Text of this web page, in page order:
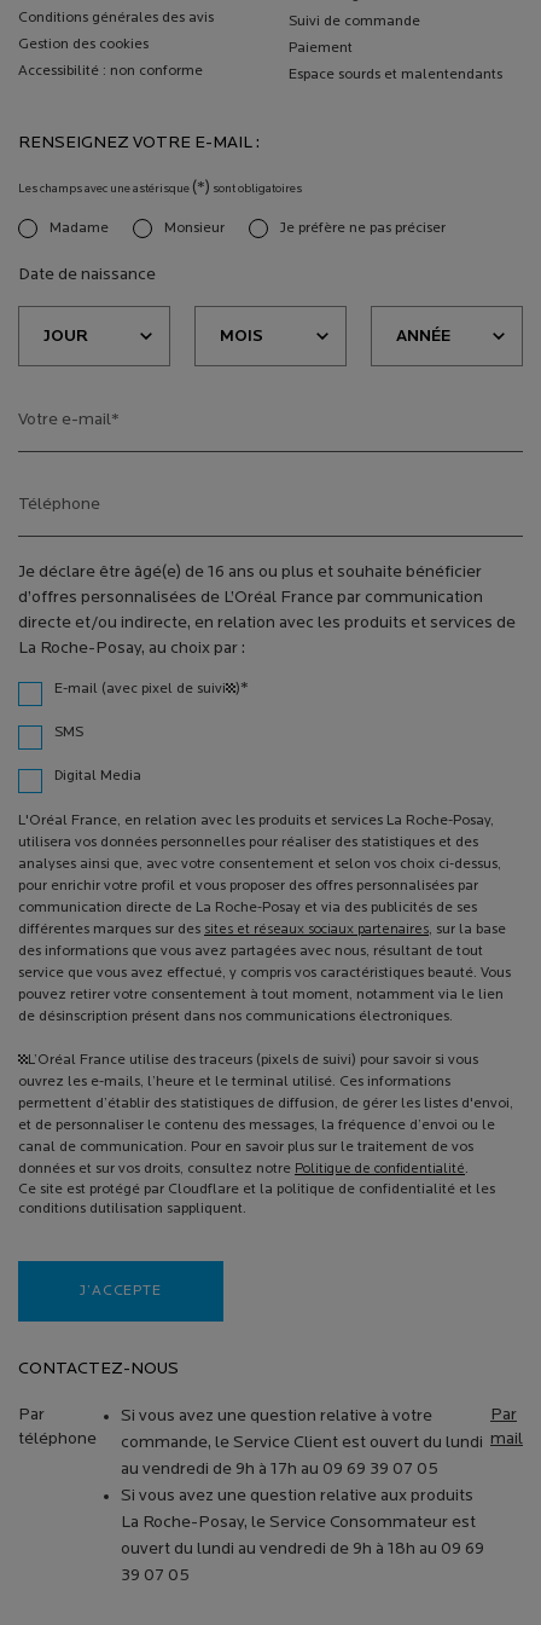
Conditions générales des avis
Gestion des cookies
Accessibilité : non conforme
Suivi de commande
Paiement
Espace sourds et malentendants
RENSEIGNEZ VOTRE E-MAIL :
Les champs avec une astérisque (*) sont obligatoires
newslettersignup.title.legend
Madame Monsieur Je préfère ne pas préciser
Date de naissance
Votre e-mail*
Téléphone
Je déclare être âgé(e) de 16 ans ou plus et souhaite bénéficier
d’offres personnalisées de L’Oréal France par communication
directe et/ou indirecte, en relation avec les produits et services de
La Roche-Posay, au choix par :
E-mail (avec pixel de suivi¹)*
SMS
Digital Media
L'Oréal France, en relation avec les produits et services La Roche-Posay,
utilisera vos données personnelles pour réaliser des statistiques et des
analyses ainsi que, avec votre consentement et selon vos choix ci-dessus,
pour enrichir votre profil et vous proposer des offres personnalisées par
communication directe de La Roche-Posay et via des publicités de ses
différentes marques sur des sites et réseaux sociaux partenaires, sur la base
des informations que vous avez partagées avec nous, résultant de tout
service que vous avez effectué, y compris vos caractéristiques beauté. Vous
pouvez retirer votre consentement à tout moment, notamment via le lien
de désinscription présent dans nos communications électroniques.
¹L’Oréal France utilise des traceurs (pixels de suivi) pour savoir si vous
ouvrez les e-mails, l’heure et le terminal utilisé. Ces informations
permettent d’établir des statistiques de diffusion, de gérer les listes d'envoi,
et de personnaliser le contenu des messages, la fréquence d’envoi ou le
canal de communication. Pour en savoir plus sur le traitement de vos
données et sur vos droits, consultez notre Politique de confidentialité.
Ce site est protégé par Cloudflare et la politique de confidentialité et les
conditions dutilisation sappliquent.
J’ACCEPTE
CONTACTEZ-NOUS
Par
téléphone
Si vous avez une question relative à votre
commande, le Service Client est ouvert du lundi
au vendredi de 9h à 17h au 09 69 39 07 05
Si vous avez une question relative aux produits
La Roche-Posay, le Service Consommateur est
ouvert du lundi au vendredi de 9h à 18h au 09 69
39 07 05
Par
mail